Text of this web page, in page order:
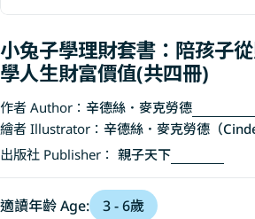
小兔子學理財套書：陪孩子
學人生財富價值(共四冊)
作者 Author： 辛德絲．麥克勞德
繪者 Illustrator： 辛德絲．麥克勞德（
出版社 Publisher： 親子天下
適讀年齡 Age: 3 - 6歲